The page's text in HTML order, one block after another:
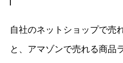
自社のネットショップで売
と、アマゾンで売れる商品